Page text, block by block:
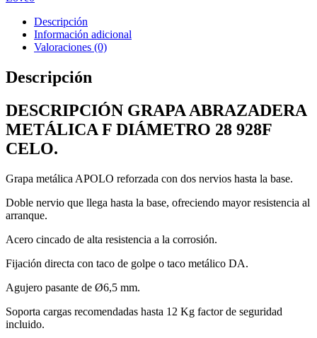
CELO
cantidad
Descripción
Información adicional
Valoraciones (0)
Descripción
DESCRIPCIÓN GRAPA ABRAZADERA
METÁLICA F DIÁMETRO 28 928F
CELO.
Grapa metálica APOLO reforzada con dos nervios hasta la base.
Doble nervio que llega hasta la base, ofreciendo mayor resistencia al
arranque.
Acero cincado de alta resistencia a la corrosión.
Fijación directa con taco de golpe o taco metálico DA.
Agujero pasante de Ø6,5 mm.
Soporta cargas recomendadas hasta 12 Kg factor de seguridad
incluido.